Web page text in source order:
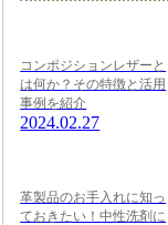
コンポジションレザーと
は何か？その特徴と活用
事例を紹介
2024.02.27
革製品のお手入れに知っ
ておきたい！中性洗剤に